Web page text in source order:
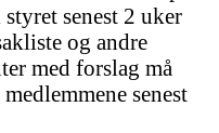
senest 2 uker
og andre
med forslag må
senest